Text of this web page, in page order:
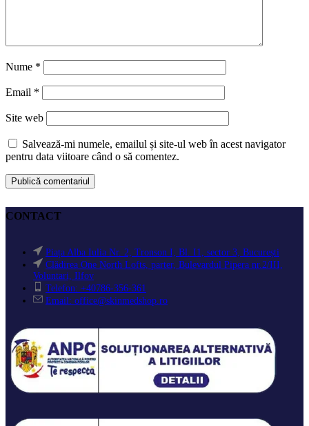
Nume *
Email *
Site web
Salvează-mi numele, emailul și site-ul web în acest navigator
pentru data viitoare când o să comentez.
CONTACT
Piața Alba Iulia Nr. 2, Tronson I, Bl. I1, sector 3, București
Clădirea One North Lofts, parter, Bulevardul Pipera nr.2/III,
Voluntari, Ilfov
Telefon: +40786-356-361
Email: office@skinmedshop.ro